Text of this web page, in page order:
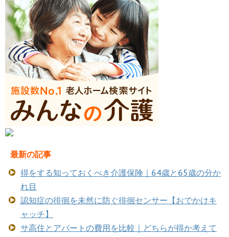
最新の記事
得をする知っておくべき介護保険｜64歳と65歳の分か
れ目
認知症の徘徊を未然に防ぐ徘徊センサー【おでかけキ
ャッチ】
サ高住とアパートの費用を比較｜どちらが得か考えて